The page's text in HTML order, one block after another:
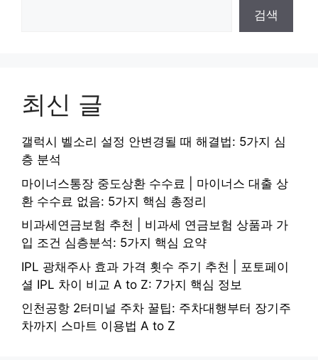
검색
최신 글
갤럭시 벨소리 설정 안변경될 때 해결법: 5가지 심
층 분석
마이너스통장 중도상환 수수료 | 마이너스 대출 상
환 수수료 없음: 5가지 핵심 총정리
비과세연금보험 추천 | 비과세 연금보험 상품과 가
입 조건 심층분석: 5가지 핵심 요약
IPL 광채주사 효과 가격 횟수 주기 추천 | 포토페이
셜 IPL 차이 비교 A to Z: 7가지 핵심 정보
인천공항 2터미널 주차 꿀팁: 주차대행부터 장기주
차까지 스마트 이용법 A to Z